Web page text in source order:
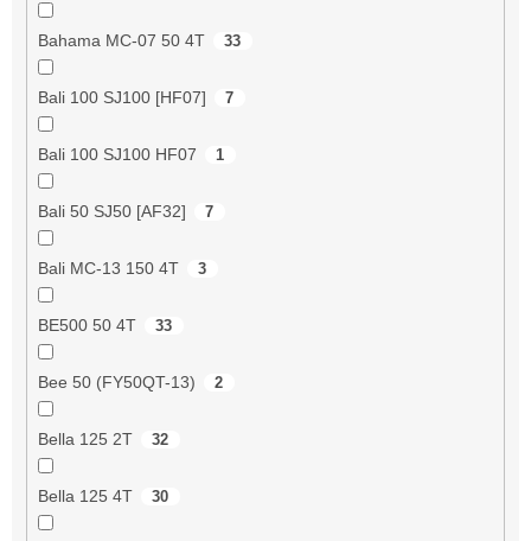
Bahama MC-07 50 4T 33
Bali 100 SJ100 [HF07] 7
Bali 100 SJ100 HF07 1
Bali 50 SJ50 [AF32] 7
Bali MC-13 150 4T 3
BE500 50 4T 33
Bee 50 (FY50QT-13) 2
Bella 125 2T 32
Bella 125 4T 30